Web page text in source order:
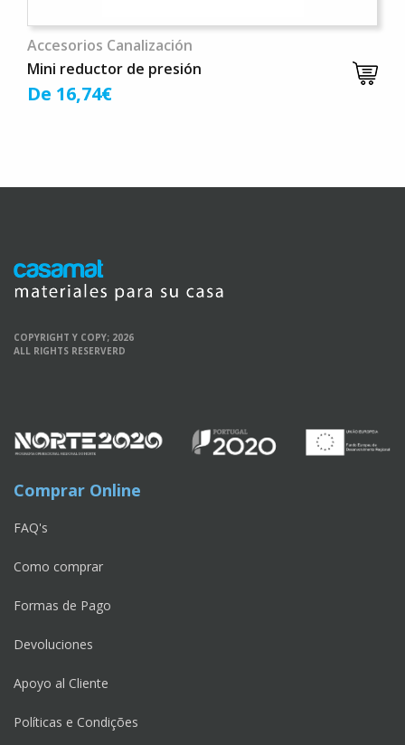
Accesorios Canalización
Mini reductor de presión
De 16,74€
COPYRIGHT Y COPY; 2026
ALL RIGHTS RESERVERD
Comprar Online
FAQ's
Como comprar
Formas de Pago
Devoluciones
Apoyo al Cliente
Políticas e Condições